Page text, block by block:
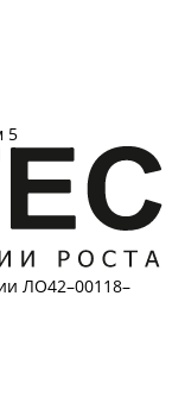
5
ЛО42–00118–